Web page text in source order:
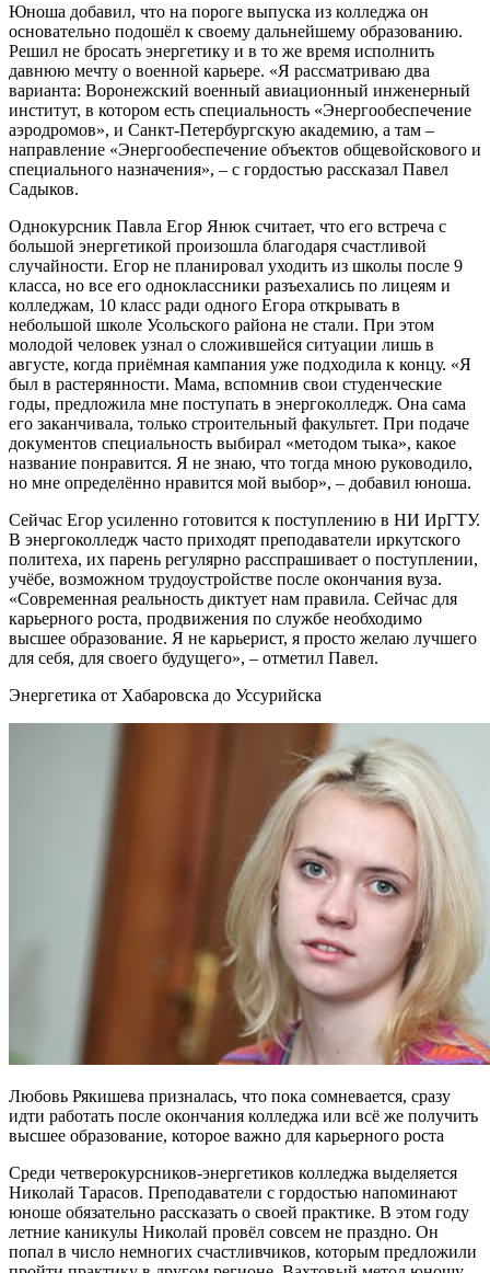
Юноша добавил, что на пороге выпуска из колледжа он
основательно подошёл к своему дальнейшему образованию.
Решил не бросать энергетику и в то же время исполнить
давнюю мечту о военной карьере. «Я рассматриваю два
варианта: Воронежский военный авиационный инженерный
институт, в котором есть специальность «Энергообеспечение
аэродромов», и Санкт-Петербургскую академию, а там –
направление «Энергообеспечение объектов общевойскового и
специального назначения», – с гордостью рассказал Павел
Садыков.
Однокурсник Павла Егор Янюк считает, что его встреча с
большой энергетикой произошла благодаря счастливой
случайности. Егор не планировал уходить из школы после 9
класса, но все его одноклассники разъехались по лицеям и
колледжам, 10 класс ради одного Егора открывать в
небольшой школе Усольского района не стали. При этом
молодой человек узнал о сложившейся ситуации лишь в
августе, когда приёмная кампания уже подходила к концу. «Я
был в растерянности. Мама, вспомнив свои студенческие
годы, предложила мне поступать в энергоколледж. Она сама
его заканчивала, только строительный факультет. При подаче
документов специальность выбирал «методом тыка», какое
название понравится. Я не знаю, что тогда мною руководило,
но мне определённо нравится мой выбор», – добавил юноша.
Сейчас Егор усиленно готовится к поступлению в НИ ИрГТУ.
В энергоколледж часто приходят преподаватели иркутского
политеха, их парень регулярно расспрашивает о поступлении,
учёбе, возможном трудоустройстве после окончания вуза.
«Современная реальность диктует нам правила. Сейчас для
карьерного роста, продвижения по службе необходимо
высшее образование. Я не карьерист, я просто желаю лучшего
для себя, для своего будущего», – отметил Павел.
Энергетика от Хабаровска до Уссурийска
Любовь Рякишева призналась, что пока сомневается, сразу
идти работать после окончания колледжа или всё же получить
высшее образование, которое важно для карьерного роста
Среди четверокурсников-энергетиков колледжа выделяется
Николай Тарасов. Преподаватели с гордостью напоминают
юноше обязательно рассказать о своей практике. В этом году
летние каникулы Николай провёл совсем не праздно. Он
попал в число немногих счастливчиков, которым предложили